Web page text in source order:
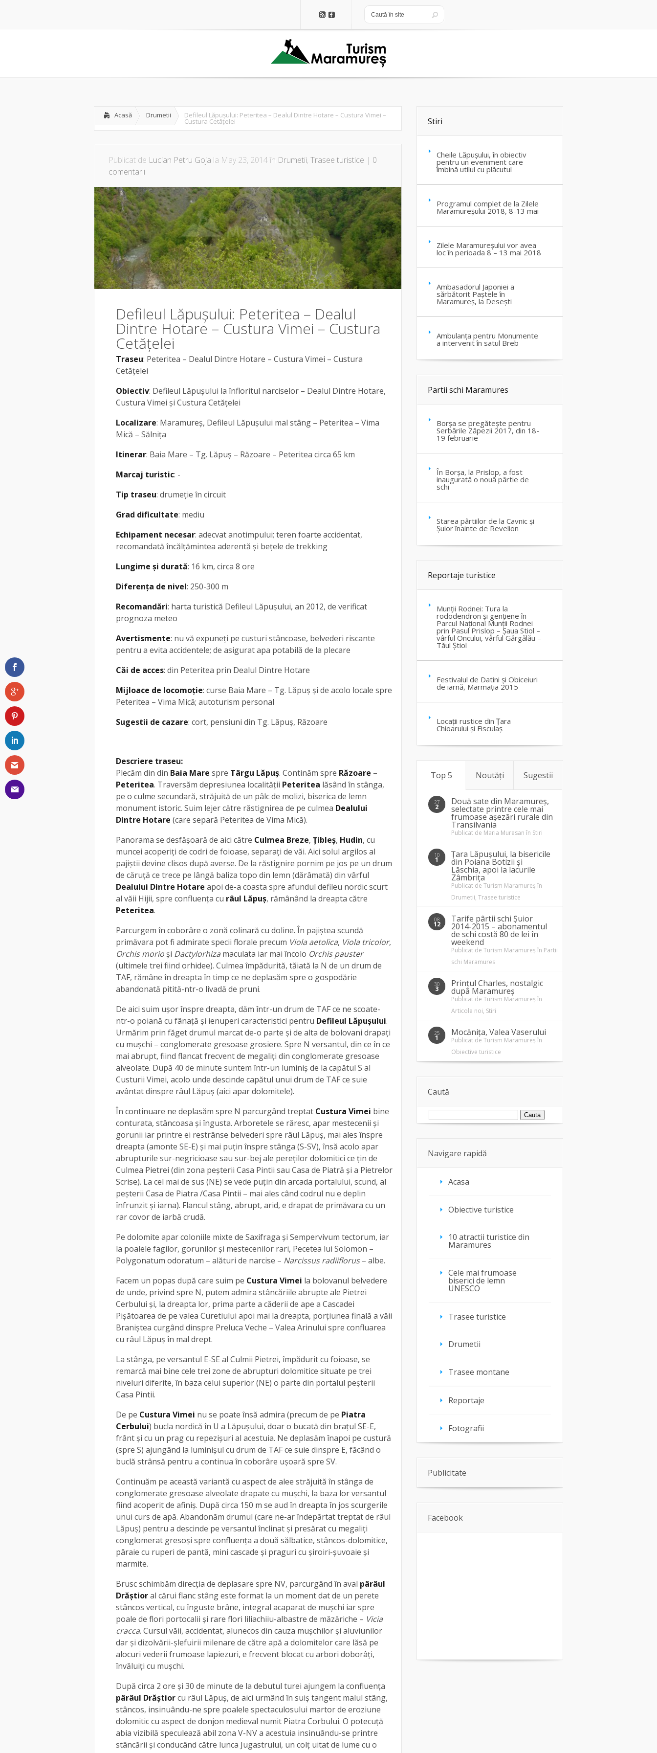
Acasă Drumetii Defileul Lăpuşului: Peteritea – Dealul Dintre Hotare – Custura Vimei –
Custura Cetățelei
Publicat de Lucian Petru Goja la May 23, 2014 în Drumetii, Trasee turistice | 0
comentarii
Defileul Lăpuşului: Peteritea – Dealul
Dintre Hotare – Custura Vimei – Custura
Cetățelei
Traseu: Peteritea – Dealul Dintre Hotare – Custura Vimei – Custura
Cetățelei
Obiectiv: Defileul Lăpuşului la înfloritul narciselor – Dealul Dintre Hotare,
Custura Vimei şi Custura Cetăţelei
Localizare: Maramureș, Defileul Lăpușului mal stâng – Peteritea – Vima
Mică – Sălnița
Itinerar: Baia Mare – Tg. Lăpuș – Răzoare – Peteritea circa 65 km
Marcaj turistic: -
Tip traseu: drumeție în circuit
Grad dificultate: mediu
Echipament necesar: adecvat anotimpului; teren foarte accidentat,
recomandată încălțămintea aderentă și bețele de trekking
Lungime și durată: 16 km, circa 8 ore
Diferența de nivel: 250-300 m
Recomandări: harta turistică Defileul Lăpușului, an 2012, de verificat
prognoza meteo
Avertismente: nu vă expuneți pe custuri stâncoase, belvederi riscante
pentru a evita accidentele; de asigurat apa potabilă de la plecare
Căi de acces: din Peteritea prin Dealul Dintre Hotare
Mijloace de locomoție: curse Baia Mare – Tg. Lăpuș și de acolo locale spre
Peteritea – Vima Mică; autoturism personal
Sugestii de cazare: cort, pensiuni din Tg. Lăpuș, Răzoare
Descriere traseu:
Plecăm din din Baia Mare spre Târgu Lăpuş. Continăm spre Răzoare –
Peteritea. Traversăm depresiunea localității Peteritea lăsând în stânga,
pe o culme secundară, străjuită de un pâlc de molizi, biserica de lemn
monument istoric. Suim lejer către răstignirea de pe culmea Dealului
Dintre Hotare (care separă Peteritea de Vima Mică).
Panorama se desfăşoară de aici către Culmea Breze, Ţibleş, Hudin, cu
muncei acoperiţi de codri de foioase, separaţi de văi. Aici solul argilos al
pajiştii devine clisos după averse. De la răstignire pornim pe jos pe un drum
de căruţă ce trece pe lângă baliza topo din lemn (dărâmată) din vârful
Dealului Dintre Hotare apoi de-a coasta spre afundul defileu nordic scurt
al văii Hijii, spre confluenţa cu râul Lăpuş, rămânând la dreapta către
Peteritea.
Parcurgem în coborâre o zonă colinară cu doline. În pajiştea scundă
primăvara pot fi admirate specii florale precum Viola aetolica, Viola tricolor,
Orchis morio şi Dactylorhiza maculata iar mai încolo Orchis pauster
(ultimele trei fiind orhidee). Culmea împădurită, tăiată la N de un drum de
TAF, rămâne în dreapta în timp ce ne deplasăm spre o gospodărie
abandonată pitită-ntr-o livadă de pruni.
De aici suim uşor înspre dreapta, dăm într-un drum de TAF ce ne scoate-
ntr-o poiană cu fânaţă şi ienuperi caracteristici pentru Defileul Lăpuşului.
Urmărim prin făget drumul marcat de-o parte şi de alta de bolovani drapaţi
cu muşchi – conglomerate gresoase grosiere. Spre N versantul, din ce în ce
mai abrupt, fiind flancat frecvent de megaliţi din conglomerate gresoase
alveolate. După 40 de minute suntem într-un luminiş de la capătul S al
Custurii Vimei, acolo unde descinde capătul unui drum de TAF ce suie
avântat dinspre râul Lăpuş (aici apar dolomitele).
În continuare ne deplasăm spre N parcurgând treptat Custura Vimei bine
conturata, stâncoasa şi îngusta. Arboretele se răresc, apar mestecenii şi
gorunii iar printre ei restrânse belvederi spre râul Lăpuş, mai ales înspre
dreapta (amonte SE-E) şi mai puţin înspre stânga (S-SV), însă acolo apar
abrupturile sur-negricioase sau sur-bej ale pereţilor dolomitici ce ţin de
Culmea Pietrei (din zona peșterii Casa Pintii sau Casa de Piatră și a Pietrelor
Scrise). La cel mai de sus (NE) se vede puțin din arcada portalului, scund, al
peşterii Casa de Piatra /Casa Pintii – mai ales când codrul nu e deplin
înfrunzit și iarna). Flancul stâng, abrupt, arid, e drapat de primăvara cu un
rar covor de iarbă crudă.
Pe dolomite apar coloniile mixte de Saxifraga şi Sempervivum tectorum, iar
la poalele fagilor, gorunilor şi mestecenilor rari, Pecetea lui Solomon –
Polygonatum odoratum – alături de narcise – Narcissus radiiflorus– albe.
Facem un popas după care suim pe Custura Vimei la bolovanul belvedere
de unde, privind spre N, putem admira stâncăriile abrupte ale Pietrei
Cerbului şi, la dreapta lor, prima parte a căderii de ape a Cascadei
Pişătoarea de pe valea Curetiului apoi mai la dreapta, porţiunea finală a văii
Braniştea curgând dinspre Preluca Veche – Valea Arinului spre confluarea
cu râul Lăpuş în mal drept.
La stânga, pe versantul E-SE al Culmii Pietrei, împădurit cu foioase, se
remarcă mai bine cele trei zone de abrupturi dolomitice situate pe trei
niveluri diferite, în baza celui superior (NE) o parte din portalul peşterii
Casa Pintii.
De pe Custura Vimei nu se poate însă admira (precum de pe Piatra
Cerbului) bucla nordică în U a Lăpuşului, doar o bucată din braţul SE-E,
frânt şi cu un prag cu repezişuri al acestuia. Ne deplasăm înapoi pe custură
(spre S) ajungând la luminişul cu drum de TAF ce suie dinspre E, făcând o
buclă strânsă pentru a continua în coborâre uşoară spre SV.
Continuăm pe această variantă cu aspect de alee străjuită în stânga de
conglomerate gresoase alveolate drapate cu muşchi, la baza lor versantul
fiind acoperit de afiniş. După circa 150 m se aud în dreapta în jos scurgerile
unui curs de apă. Abandonăm drumul (care ne-ar îndepărtat treptat de râul
Lăpuș) pentru a descinde pe versantul înclinat şi presărat cu megaliţi
conglomerat gresoşi spre confluenţa a două sălbatice, stâncos-dolomitice,
pâraie cu ruperi de pantă, mini cascade şi praguri cu şiroiri-şuvoaie şi
marmite.
Brusc schimbăm direcţia de deplasare spre NV, parcurgând în aval pârâul
Drăştioral cărui flanc stâng este format la un moment dat de un perete
stâncos vertical, cu înguste brâne, integral acaparat de muşchi iar spre
poale de flori portocalii şi rare flori liliachiiu-albastre de măzăriche – Vicia
cracca. Cursul văii, accidentat, alunecos din cauza muşchilor şi aluviunilor
dar şi dizolvării-şlefuirii milenare de către apă a dolomitelor care lăsă pe
alocuri vederii frumoase lapiezuri, e frecvent blocat cu arbori doborâţi,
învăluiţi cu muşchi.
După circa 2 ore și 30 de minute de la debutul turei ajungem la confluenţa
pârâul Drăştiorcu râul Lăpuş, de aici urmând în suiş tangent malul stâng,
stâncos, insinuându-ne spre poalele spectaculosului martor de eroziune
dolomitic cu aspect de donjon medieval numit Piatra Corbului. O potecuţă
abia vizibilă speculează abil zona V-NV a acestuia insinuându-se printre
stâncării şi conducând către lunca Jugastrului, un colţ uitat de lume cu o
Stiri
Cheile Lăpușului, în obiectiv
pentru un eveniment care
îmbină utilul cu plăcutul
Programul complet de la Zilele
Maramureșului 2018, 8-13 mai
Zilele Maramureșului vor avea
loc în perioada 8 – 13 mai 2018
Ambasadorul Japoniei a
sărbătorit Paștele în
Maramureș, la Desești
Ambulanța pentru Monumente
a intervenit în satul Breb
Partii schi Maramures
Borșa se pregătește pentru
Serbările Zăpezii 2017, din 18-
19 februarie
În Borșa, la Prislop, a fost
inaugurată o nouă pârtie de
schi
Starea pârtiilor de la Cavnic și
Șuior înainte de Revelion
Reportaje turistice
Munții Rodnei: Tura la
rododendron și gențiene în
Parcul Național Munții Rodnei
prin Pasul Prislop – Șaua Stiol –
vârful Oncului, vârful Gărgălău –
Tăul Știol
Festivalul de Datini și Obiceiuri
de iarnă, Marmația 2015
Locații rustice din Țara
Chioarului și Fisculaș
Top 5 Noutăți Sugestii
27
2
Două sate din Maramureș,
selectate printre cele mai
frumoase așezări rurale din
Transilvania
Publicat de Maria Muresan în Stiri
10
1
Țara Lăpușului, la bisericile
din Poiana Botizii și
Lăschia, apoi la lacurile
Zâmbrița
Publicat de Turism Maramureș în
Drumetii, Trasee turistice
08
12
Tarife pârtii schi Șuior
2014-2015 – abonamentul
de schi costă 80 de lei în
weekend
Publicat de Turism Maramureș în Partii
schi Maramures
30
3
Prințul Charles, nostalgic
după Maramureș
Publicat de Turism Maramureș în
Articole noi, Stiri
25
1
Mocănița, Valea Vaserului
Publicat de Turism Maramureș în
Obiective turistice
Caută
Navigare rapidă
Acasa
Obiective turistice
10 atractii turistice din
Maramures
Cele mai frumoase
biserici de lemn
UNESCO
Trasee turistice
Drumetii
Trasee montane
Reportaje
Fotografii
Publicitate
Facebook